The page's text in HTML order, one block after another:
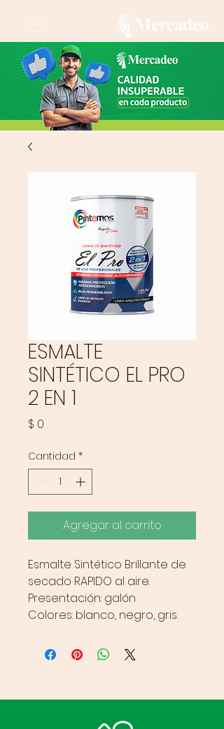
ESMALTE
SINTÉTICO EL PRO
2 EN 1
$ 0
Cantidad *
Agregar al carrito
Esmalte Sintético Brillante de
secado RAPIDO al aire.
Presentación: galón
Colores: blanco, negro, gris.